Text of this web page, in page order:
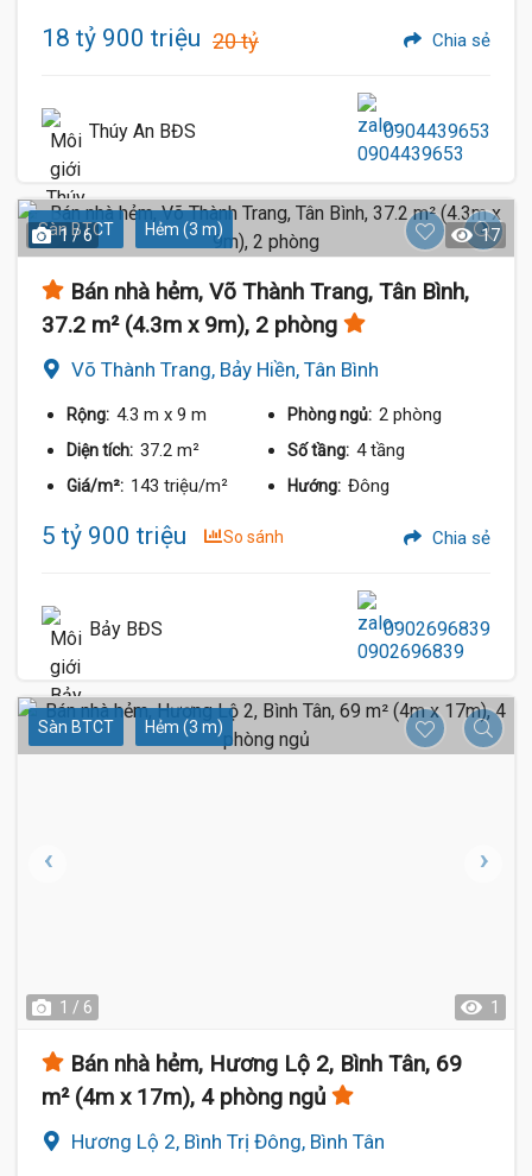
18 tỷ 900 triệu 20 tỷ Chia sẻ
Thúy An BĐS 0904439653
Sàn BTCT Hẻm (3 m)
1 / 6 17
Bán nhà hẻm, Võ Thành Trang, Tân Bình,
37.2 m² (4.3m x 9m), 2 phòng
Võ Thành Trang, Bảy Hiền, Tân Bình
Rộng: 4.3 m x 9 m Phòng ngủ: 2 phòng
Diện tích: 37.2 m² Số tầng: 4 tầng
Giá/m²: 143 triệu/m² Hướng: Đông
5 tỷ 900 triệu So sánh Chia sẻ
Bảy BĐS 0902696839
Sàn BTCT Hẻm (3 m)
1 / 6 1
Bán nhà hẻm, Hương Lộ 2, Bình Tân, 69
m² (4m x 17m), 4 phòng ngủ
Hương Lộ 2, Bình Trị Đông, Bình Tân